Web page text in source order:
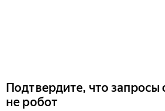
Подтвердите, что запросы
не робот